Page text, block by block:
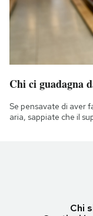
Chi ci guadagna
Se pensavate di aver
aria, sappiate che il
Chi